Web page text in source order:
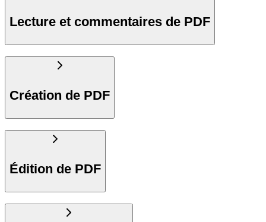
Lecture et commentaires de PDF
Création de PDF
Édition de PDF